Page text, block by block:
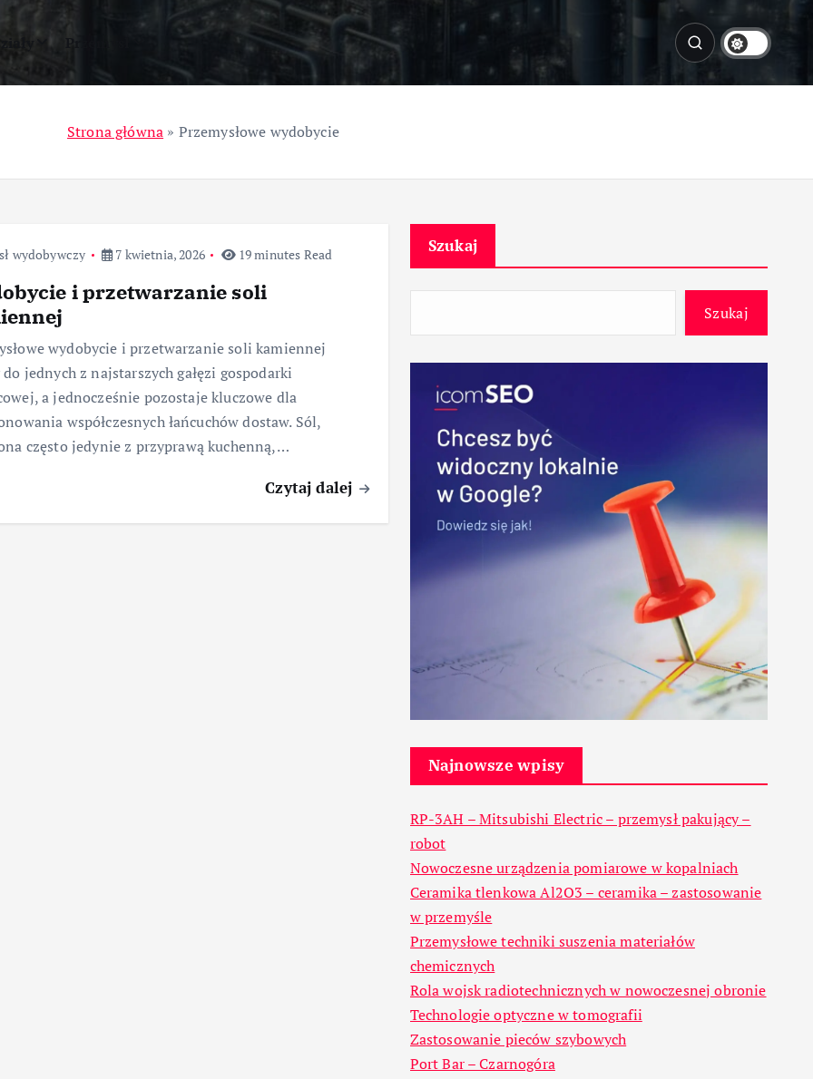
Przemysł
Strona główna » Przemysłowe wydobycie
wydobywczy 7 kwietnia, 2026 19 minutes Read
i przetwarzanie soli
wydobycie i przetwarzanie soli kamiennej
jednych z najstarszych gałęzi gospodarki
a jednocześnie pozostaje kluczowe dla
współczesnych łańcuchów dostaw. Sól,
często jedynie z przyprawą kuchenną,…
Czytaj dalej
Szukaj
Szukaj
Najnowsze wpisy
RP-3AH – Mitsubishi Electric – przemysł pakujący –
robot
Nowoczesne urządzenia pomiarowe w kopalniach
Ceramika tlenkowa Al2O3 – ceramika – zastosowanie
w przemyśle
Przemysłowe techniki suszenia materiałów
chemicznych
Rola wojsk radiotechnicznych w nowoczesnej obronie
Technologie optyczne w tomografii
Zastosowanie pieców szybowych
Port Bar – Czarnogóra